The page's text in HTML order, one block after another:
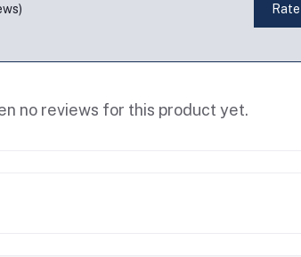
no reviews for this product yet.